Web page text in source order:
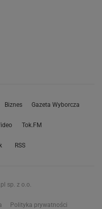
Biznes Gazeta Wyborcza
Tok.FM
RSS
sp. z o.o.
Polityka prywatności